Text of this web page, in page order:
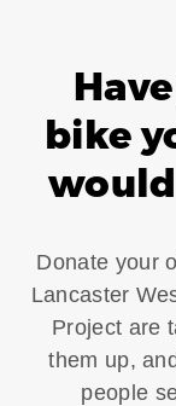
bike
Donate your
Lancaster
Project are
them up,
people